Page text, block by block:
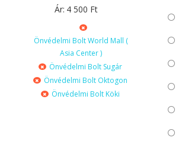
Ár: 4 500 Ft
Önvédelmi Bolt World Mall (
Asia Center )
Önvédelmi Bolt Sugár
Önvédelmi Bolt Oktogon
Önvédelmi Bolt Köki